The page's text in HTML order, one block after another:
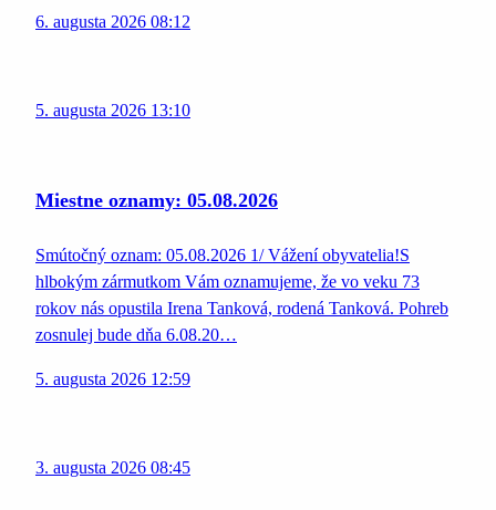
6. augusta 2026 08:12
5. augusta 2026 13:10
Miestne oznamy: 05.08.2026
Smútočný oznam: 05.08.2026 1/ Vážení obyvatelia!S
hlbokým zármutkom Vám oznamujeme, že vo veku 73
rokov nás opustila Irena Tanková, rodená Tanková. Pohreb
zosnulej bude dňa 6.08.20…
5. augusta 2026 12:59
3. augusta 2026 08:45